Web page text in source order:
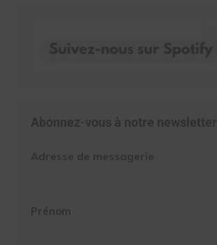
Abonnez-vous à notre newsletter
Adresse de messagerie
Prénom